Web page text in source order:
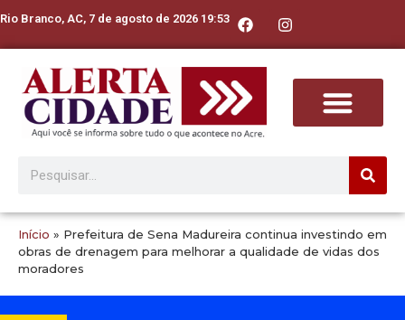
Rio Branco, AC, 7 de agosto de 2026 19:53
Início » Prefeitura de Sena Madureira continua investindo em
obras de drenagem para melhorar a qualidade de vidas dos
moradores